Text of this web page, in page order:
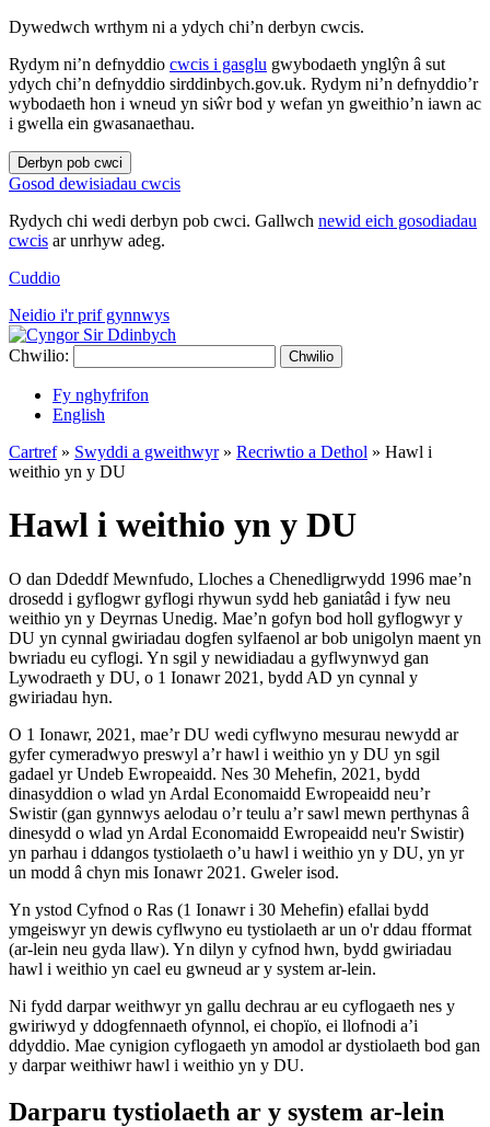
Dywedwch wrthym ni a ydych chi’n derbyn cwcis.
Rydym ni’n defnyddio cwcis i gasglu gwybodaeth ynglŷn â sut
ydych chi’n defnyddio sirddinbych.gov.uk. Rydym ni’n defnyddio’r
wybodaeth hon i wneud yn siŵr bod y wefan yn gweithio’n iawn ac
i gwella ein gwasanaethau.
Derbyn pob cwci
Gosod dewisiadau cwcis
Rydych chi wedi derbyn pob cwci. Gallwch newid eich gosodiadau
cwcis ar unrhyw adeg.
Cuddio
Neidio i'r prif gynnwys
Chwilio: Chwilio
Fy nghyfrifon
English
Cartref» Swyddi a gweithwyr» Recriwtio a Dethol » Hawl i
weithio yn y DU
Hawl i weithio yn y DU
O dan Ddeddf Mewnfudo, Lloches a Chenedligrwydd 1996 mae’n
drosedd i gyflogwr gyflogi rhywun sydd heb ganiatâd i fyw neu
weithio yn y Deyrnas Unedig. Mae’n gofyn bod holl gyflogwyr y
DU yn cynnal gwiriadau dogfen sylfaenol ar bob unigolyn maent yn
bwriadu eu cyflogi. Yn sgil y newidiadau a gyflwynwyd gan
Lywodraeth y DU, o 1 Ionawr 2021, bydd AD yn cynnal y
gwiriadau hyn.
O 1 Ionawr, 2021, mae’r DU wedi cyflwyno mesurau newydd ar
gyfer cymeradwyo preswyl a’r hawl i weithio yn y DU yn sgil
gadael yr Undeb Ewropeaidd. Nes 30 Mehefin, 2021, bydd
dinasyddion o wlad yn Ardal Economaidd Ewropeaidd neu’r
Swistir (gan gynnwys aelodau o’r teulu a’r sawl mewn perthynas â
dinesydd o wlad yn Ardal Economaidd Ewropeaidd neu'r Swistir)
yn parhau i ddangos tystiolaeth o’u hawl i weithio yn y DU, yn yr
un modd â chyn mis Ionawr 2021. Gweler isod.
Yn ystod Cyfnod o Ras (1 Ionawr i 30 Mehefin) efallai bydd
ymgeiswyr yn dewis cyflwyno eu tystiolaeth ar un o'r ddau fformat
(ar-lein neu gyda llaw). Yn dilyn y cyfnod hwn, bydd gwiriadau
hawl i weithio yn cael eu gwneud ar y system ar-lein.
Ni fydd darpar weithwyr yn gallu dechrau ar eu cyflogaeth nes y
gwiriwyd y ddogfennaeth ofynnol, ei chopïo, ei llofnodi a’i
ddyddio. Mae cynigion cyflogaeth yn amodol ar dystiolaeth bod gan
y darpar weithiwr hawl i weithio yn y DU.
Darparu tystiolaeth ar y system ar-lein